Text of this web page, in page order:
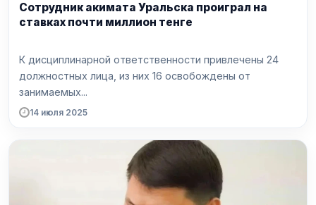
Сотрудник акимата Уральска проиграл на
ставках почти миллион тенге
К дисциплинарной ответственности привлечены 24
должностных лица, из них 16 освобождены от
занимаемых...
14 июля 2025